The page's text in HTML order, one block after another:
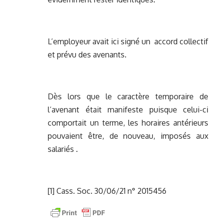
L’employeur avait ici signé un accord collectif
et prévu des avenants.
Dès lors que le caractère temporaire de
l’avenant était manifeste puisque celui-ci
comportait un terme, les horaires antérieurs
pouvaient être, de nouveau, imposés aux
salariés .
[1] Cass. Soc. 30/06/21 n° 2015456